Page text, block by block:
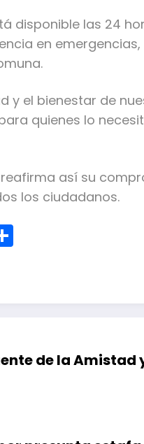
disponible las 24
en
y el bienestar de
quienes lo
así su
los ciudadanos.
de la